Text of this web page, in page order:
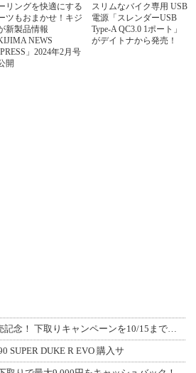
リングを快適にする
ツもおまかせ！キジ
新製品情報
NEWS
」2024年2月号
開
スリムなバイク専用 USB
電源「スレンダーUSB
Type-A QC3.0 1ポート」
がデイトナから発売！
SUPER DUKE R EVO 購入サ